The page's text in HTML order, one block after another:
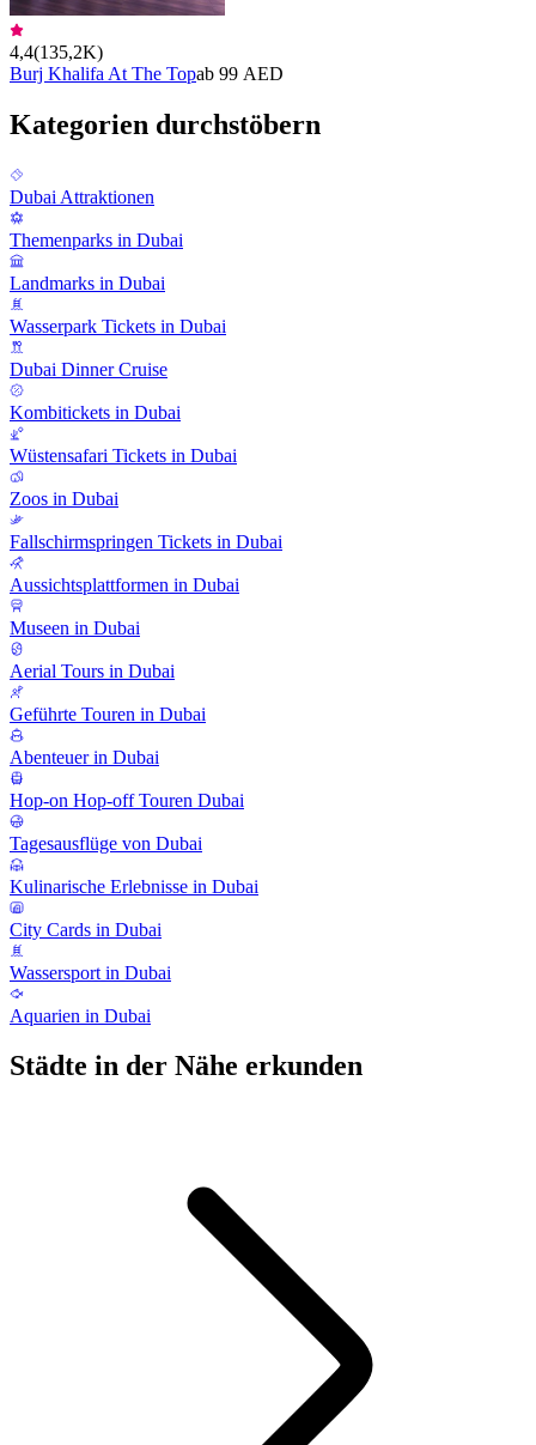
4,4(135,2K)
Burj Khalifa At The Topab 99 AED
Kategorien durchstöbern
Dubai Attraktionen
Themenparks in Dubai
Landmarks in Dubai
Wasserpark Tickets in Dubai
Dubai Dinner Cruise
Kombitickets in Dubai
Wüstensafari Tickets in Dubai
Zoos in Dubai
Fallschirmspringen Tickets in Dubai
Aussichtsplattformen in Dubai
Museen in Dubai
Aerial Tours in Dubai
Geführte Touren in Dubai
Abenteuer in Dubai
Hop-on Hop-off Touren Dubai
Tagesausflüge von Dubai
Kulinarische Erlebnisse in Dubai
City Cards in Dubai
Wassersport in Dubai
Aquarien in Dubai
Städte in der Nähe erkunden